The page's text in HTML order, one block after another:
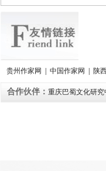
贵州作家网 | 中国作家网 | 陕
合作伙伴： 重庆巴蜀文化研究